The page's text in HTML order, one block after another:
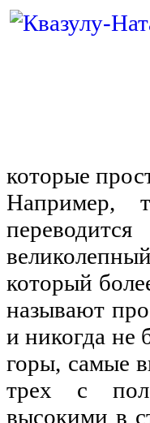
которые
Например,
который
называют
и никогда не
горы, самые
трех с
высокими в